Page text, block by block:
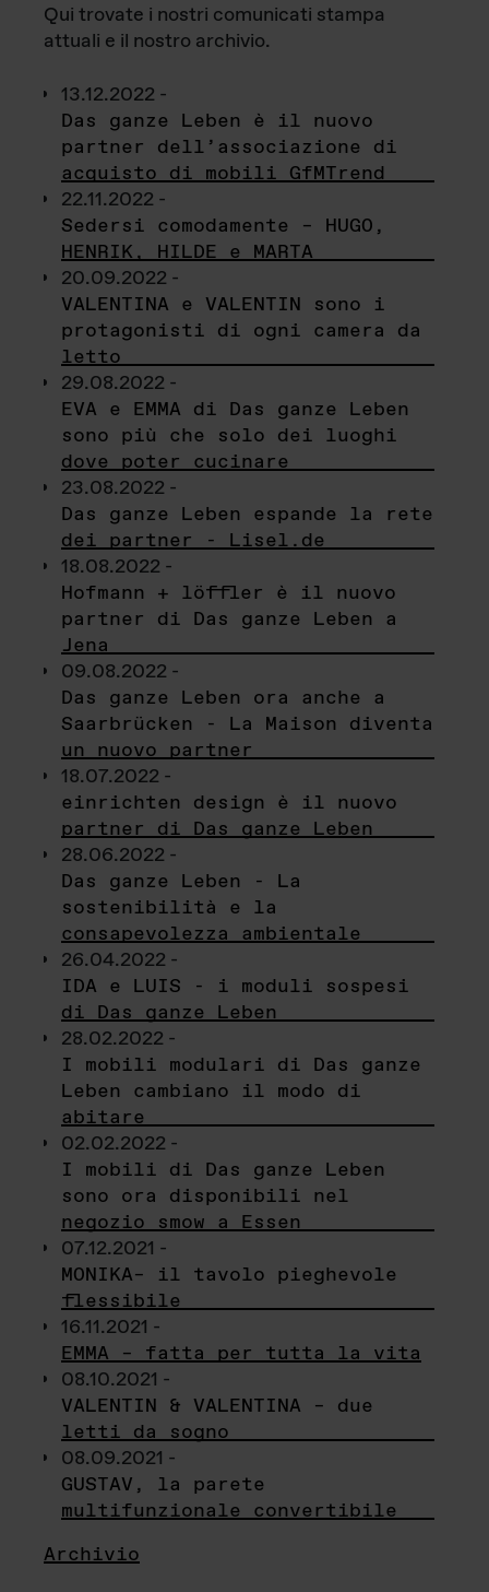
Qui trovate i nostri comunicati stampa
attuali e il nostro archivio.
13.12.2022 -
Das ganze Leben è il nuovo
partner dell’associazione di
acquisto di mobili GfMTrend
22.11.2022 -
Sedersi comodamente – HUGO,
HENRIK, HILDE e MARTA
20.09.2022 -
VALENTINA e VALENTIN sono i
protagonisti di ogni camera da
letto
29.08.2022 -
EVA e EMMA di Das ganze Leben
sono più che solo dei luoghi
dove poter cucinare
23.08.2022 -
Das ganze Leben espande la rete
dei partner - Lisel.de
18.08.2022 -
Hofmann + löffler è il nuovo
partner di Das ganze Leben a
Jena
09.08.2022 -
Das ganze Leben ora anche a
Saarbrücken - La Maison diventa
un nuovo partner
18.07.2022 -
einrichten design è il nuovo
partner di Das ganze Leben
28.06.2022 -
Das ganze Leben - La
sostenibilità e la
consapevolezza ambientale
26.04.2022 -
IDA e LUIS - i moduli sospesi
di Das ganze Leben
28.02.2022 -
I mobili modulari di Das ganze
Leben cambiano il modo di
abitare
02.02.2022 -
I mobili di Das ganze Leben
sono ora disponibili nel
negozio smow a Essen
07.12.2021 -
MONIKA– il tavolo pieghevole
flessibile
16.11.2021 -
EMMA – fatta per tutta la vita
08.10.2021 -
VALENTIN & VALENTINA – due
letti da sogno
08.09.2021 -
GUSTAV, la parete
multifunzionale convertibile
Archivio